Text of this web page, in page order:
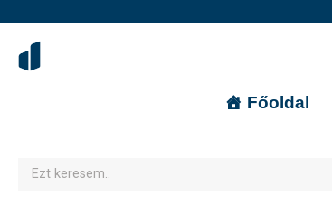
Főoldal